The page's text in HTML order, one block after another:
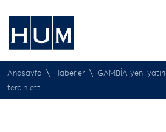
Anasayfa \ Haberler \ GAMBİA yeni
tercih etti